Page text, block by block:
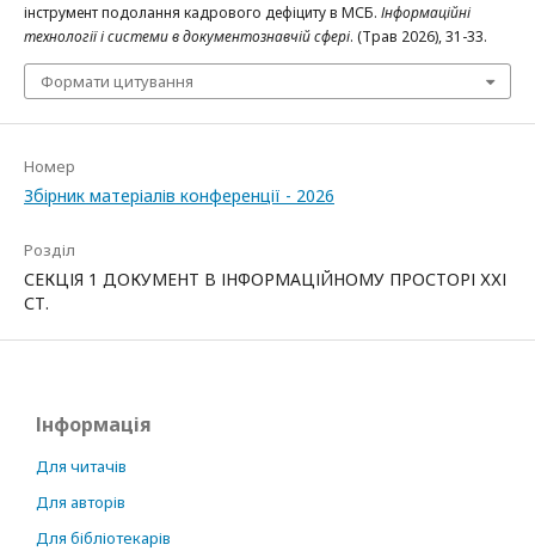
інструмент подолання кадрового дефіциту в МСБ. Інформаційні
технології і системи в документознавчій сфері. (Трав 2026), 31-33.
Формати цитування
Номер
Збірник матеріалів конференції - 2026
Розділ
СЕКЦІЯ 1 ДОКУМЕНТ В ІНФОРМАЦІЙНОМУ ПРОСТОРІ ХХІ
СТ.
Інформація
Для читачів
Для авторів
Для бібліотекарів